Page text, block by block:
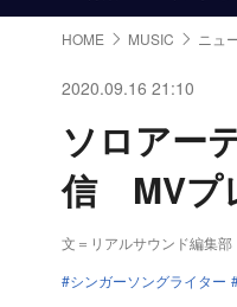
HOME MUSIC ニュ
2020.09.16 21:10
ソロアー
信 MVプ
文＝リアルサウンド編集部
シンガーソングライター